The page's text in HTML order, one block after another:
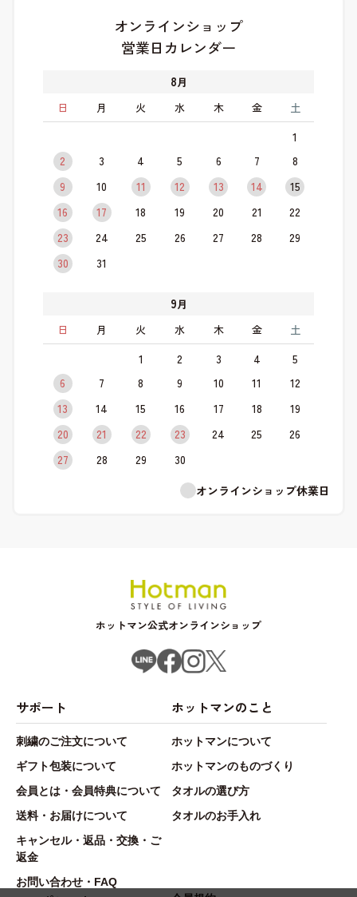
オンラインショップ
営業日カレンダー
8月
日
月 火 水 木 金 土
1
2
3 4 5 6 7
8
9
10 11 12 13 14
15
16
17 18 19 20 21
22
23
24 25 26 27 28
29
30
31
9月
日
月 火 水 木 金 土
1 2 3 4
5
6
7 8 9 10 11
12
13
14 15 16 17 18
19
20
21 22 23 24 25
26
27
28 29
30
オンラインショップ休業日
ホットマン公式オンラインショップ
サポート
刺繍のご注文について
ギフト包装について
会員とは・会員特典について
送料・お届けについて
キャンセル・返品・交換・ご
返金
お問い合わせ・FAQ
ホットマンのこと
ホットマンについて
ホットマンのものづくり
タオルの選び方
タオルのお手入れ